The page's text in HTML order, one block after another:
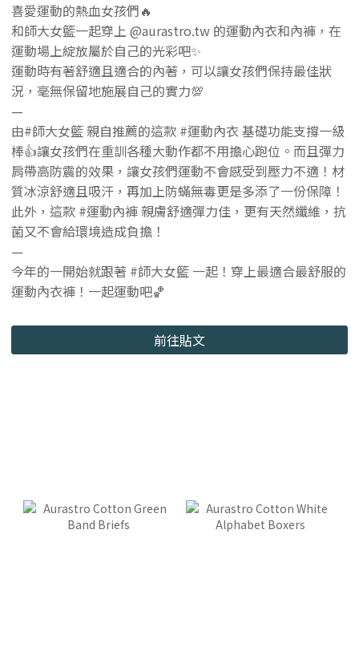
喜愛運動的熱血女孩們🔥
和師大女籃一起穿上 @aurastro.tw 的運動內衣和內褲，在
運動場上綻放屬於自己的光彩吧✨
運動時有著舒適且適合的內著，可以讓女孩們保持最佳狀
況，毫無保留地施展自己的實力💯
—
由#師大女籃 親自推薦的這款 #運動內衣 基礎功能支撐一級
棒👍讓女孩們在重訓各種大動作都不用擔心跑位。而且彈力
肩帶高防震的效果，讓女孩們運動不會感受到壓力不適！材
質冰涼舒適且吸汗，再加上防蟎無毒更是多添了一份保障！
此外，這款 #運動內褲 親膚舒適彈力佳，更有天然纖維，抗
菌又不會給環境造成負擔！
—
今年的一開始就跟著 #師大女籃 一起！穿上最適合最舒服的
運動內衣褲！一起運動吧🏀
前往貼文